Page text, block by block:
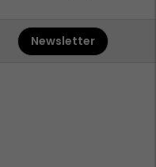
Newsletter